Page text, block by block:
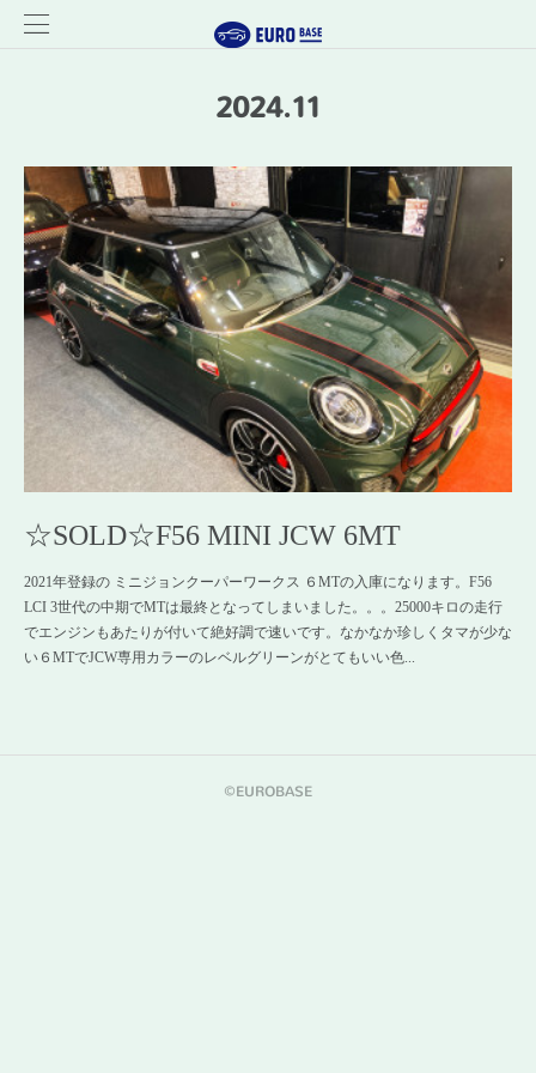
2024.11
☆SOLD☆F56 MINI JCW 6MT
2021年登録の ミニジョンクーパーワークス ６MTの入庫になります。F56
LCI 3世代の中期でMTは最終となってしまいました。。。25000キロの走行
でエンジンもあたりが付いて絶好調で速いです。なかなか珍しくタマが少な
い６MTでJCW専用カラーのレベルグリーンがとてもいい色...
©︎EUROBASE